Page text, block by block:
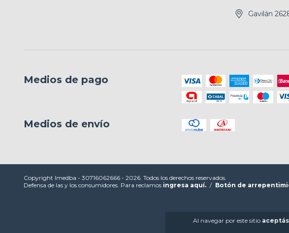
Al navegar por este sitio
Gavilán
Medios de pago
Medios de envío
Copyright Imedba - 30716062666 - 2026. Todos los derechos reservados.
Defensa de las y los consumidores. Para reclamos ingresa aquí. / Botón de